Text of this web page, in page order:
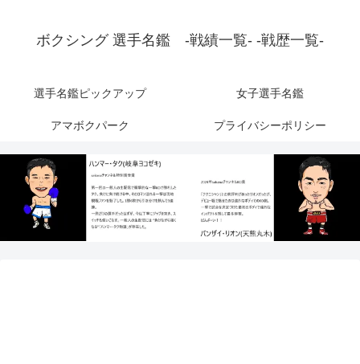
ボクシング 選手名鑑 -戦績一覧- -戦歴一覧-
選手名鑑ピックアップ 女子選手名鑑
アマボクパーク プライバシーポリシー